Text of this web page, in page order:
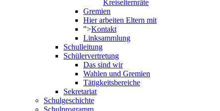
Kreiselternräte
Gremien
Hier arbeiten Eltern mit
">Kontakt
Linksammlung
Schulleitung
Schülervertretung
Das sind wir
Wahlen und Gremien
Tätigkeitsbereiche
Sekretariat
Schulgeschichte
Schulprogramm